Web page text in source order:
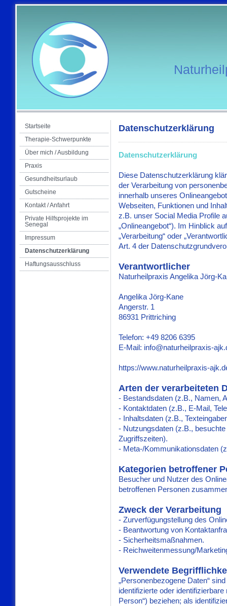
Startseite
Therapie-Schwerpunkte
Über mich / Ausbildung
Praxis
Gesundheitsurlaub
Gutscheine
Kontakt / Anfahrt
Private Hilfsprojekte im
Senegal
Impressum
Datenschutzerklärung
Haftungsausschluss
Datenschutzerklärung
Datenschutzerklärung
Diese Datenschutzerklärung
der Verarbeitung von
innerhalb unseres
Webseiten, Funktionen und
z.B. unser Social Media Profile
„Onlineangebot“). Im Hinblick
„Verarbeitung“ oder
Art. 4 der
Verantwortlicher
Naturheilpraxis Angelika Jörg-
Angelika Jörg-Kane
Angerstr. 1
86931 Prittriching
Telefon: +49 8206 6395
E-Mail: info@naturheilpraxis-
https://www.naturheilpraxis-
Arten der verarbeiteten
- Bestandsdaten (z.B., Namen,
- Kontaktdaten (z.B., E-Mail,
- Inhaltsdaten (z.B.,
- Nutzungsdaten (z.B.,
Zugriffszeiten).
- Meta-/Kommunikationsdaten
Kategorien betroffener
Besucher und Nutzer des
betroffenen Personen
Zweck der Verarbeitung
- Zurverfügungstellung des
- Beantwortung von
- Sicherheitsmaßnahmen.
- Reichweitenmessung/
Verwendete
„Personenbezogene Daten“
identifizierte oder
Person“) beziehen; als